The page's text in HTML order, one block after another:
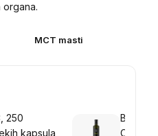
organa.
MCT masti
250
kapsula
C8 BIO,